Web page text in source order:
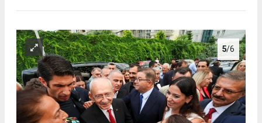
5/6